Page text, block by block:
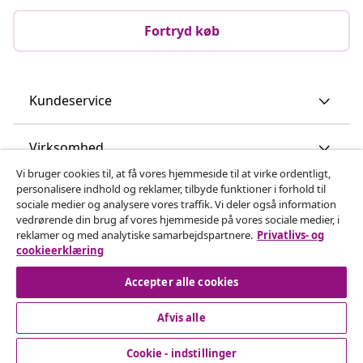
Fortryd køb
Kundeservice
Virksomhed
vidaXL
Opdag mere
Vi bruger cookies til, at få vores hjemmeside til at virke ordentligt,
personalisere indhold og reklamer, tilbyde funktioner i forhold til
sociale medier og analysere vores traffik. Vi deler også information
vedrørende din brug af vores hjemmeside på vores sociale medier, i
reklamer og med analytiske samarbejdspartnere. Privatlivs- og
cookieerklæring
Accepter alle cookies
Afvis alle
Cookie - indstillinger